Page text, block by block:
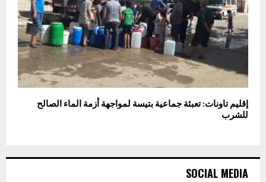
إقليم تاونات: تعبئة جماعية بتيسة لمواجهة أزمة الماء الصالح
للشرب
SOCIAL MEDIA